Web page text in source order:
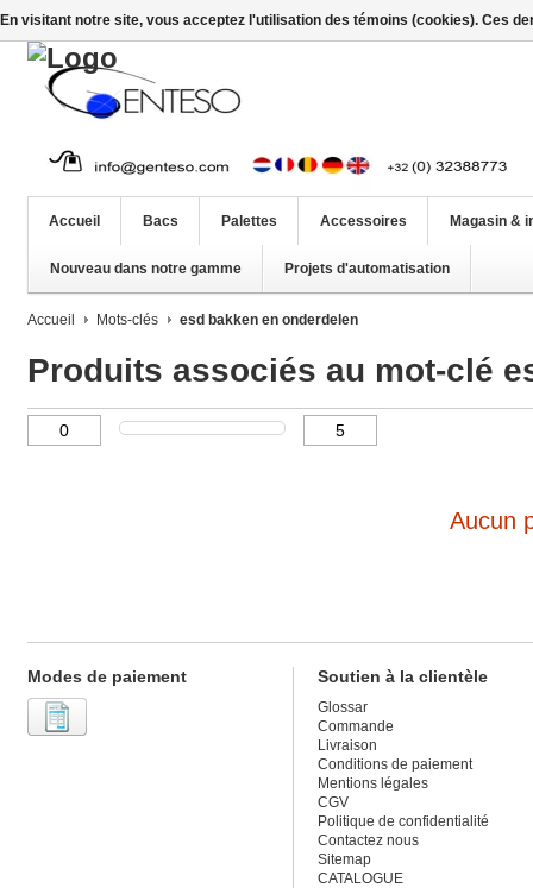
Accueil Bacs Palettes Accessoires Magasin &
Nouveau dans notre gamme Projets d'automatisation
Accueil Mots-clés esd bakken en onderdelen
Produits associés au mot-clé
Aucun
Modes de paiement Soutien à la clientèle
Glossar
Commande
Livraison
Conditions de paiement
Mentions légales
CGV
Politique de confidentialité
Contactez nous
Sitemap
CATALOGUE
En visitant notre site, vous acceptez l'utilisation des témoins (cookies). Ces